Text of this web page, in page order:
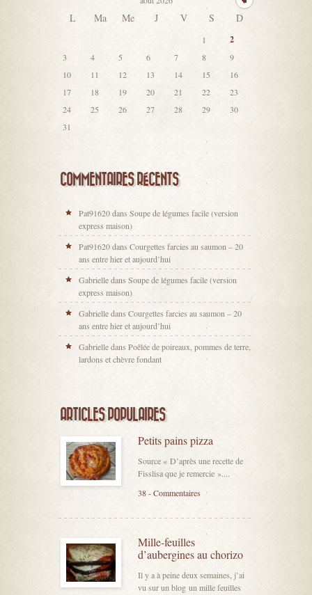
L Ma Me J V S D
1 2
3 4 5 6 7 8
9
10
11 12 13 14 15
16
17
18 19 20 21 22
23
24
25 26 27 28 29
30
31
COMMENTAIRES RÉCENTS
Pat91620dans Soupe de légumes facile (version
express maison)
Pat91620dans Courgettes farcies au saumon – 20
ans entre hier et aujourd’hui
Gabrielledans Soupe de légumes facile (version
express maison)
Gabrielledans Courgettes farcies au saumon – 20
ans entre hier et aujourd’hui
Gabrielledans Poêlée de poireaux, pommes de terre,
lardons et chèvre fondant
ARTICLES POPULAIRES
Petits pains pizza
Source « D’après une recette de
Fisslisa que je remercie »....
38 - Commentaires
Mille-feuilles
d’aubergines au chorizo
Il y a à peine deux semaines, j’ai
vu sur un blog un mille feuilles